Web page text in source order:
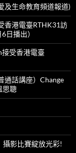
及生命教育頻道報道)
香港電臺RTHK31訪
日播出）
受香港電臺
通話講座）Change
思聰
影比賽綻放光彩!